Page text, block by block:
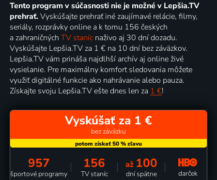
Tento program v súčasnosti nie je možné v Lepšia.TV
prehrať.Vyskúšajte prehrať iné zaujímavé relácie, filmy,
seriály, rozprávky online a k tomu 156 českých
a zahraničných TV staníc naživo aj 30 dní dozadu.
Vyskúšajte Lepšia.TV za 1 € na 10 dní bez záväzkov.
Lepšia.TV vám prináša najdlhší archív aj online živé
vysielanie. Pre maximálny komfort sledovania môžete
využiť digitálné funkcie ako nahrávanie alebo pauza.
Získajte svoju Lepšia.TV ešte dnes len za 1 €!
Vyskúšať za 1 €
bez záväzku
957
športové programy
156
TV staníc
až 100
dní spätne darček